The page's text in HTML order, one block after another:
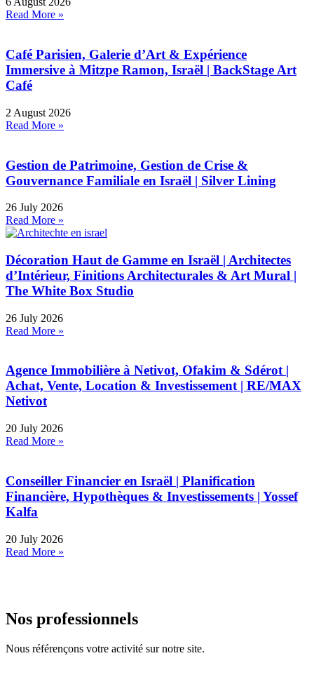
Read More »
Café Parisien, Galerie d’Art & Expérience
Immersive à Mitzpe Ramon, Israël | BackStage Art
Café
2 August 2026
Read More »
Gestion de Patrimoine, Gestion de Crise &
Gouvernance Familiale en Israël | Silver Lining
26 July 2026
Read More »
Décoration Haut de Gamme en Israël | Architectes
d’Intérieur, Finitions Architecturales & Art Mural |
The White Box Studio
26 July 2026
Read More »
Agence Immobilière à Netivot, Ofakim & Sdérot |
Achat, Vente, Location & Investissement | RE/MAX
Netivot
20 July 2026
Read More »
Conseiller Financier en Israël | Planification
Financière, Hypothèques & Investissements | Yossef
Kalfa
20 July 2026
Read More »
Nos professionnels
Nous référençons votre activité sur notre site.